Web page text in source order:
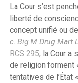
La Cour s’est
liberté de
concept unifié ou
c. Big M Drug Mart
RCS 295, la Cour a
de religion forment
tentatives de l’État